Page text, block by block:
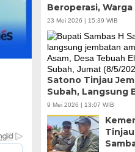
Beroperasi,
23 Mei 2026 | 15:39 WIB
Satono Tinjau
Subah, Langsung
9 Mei 2026 | 13:07 WIB